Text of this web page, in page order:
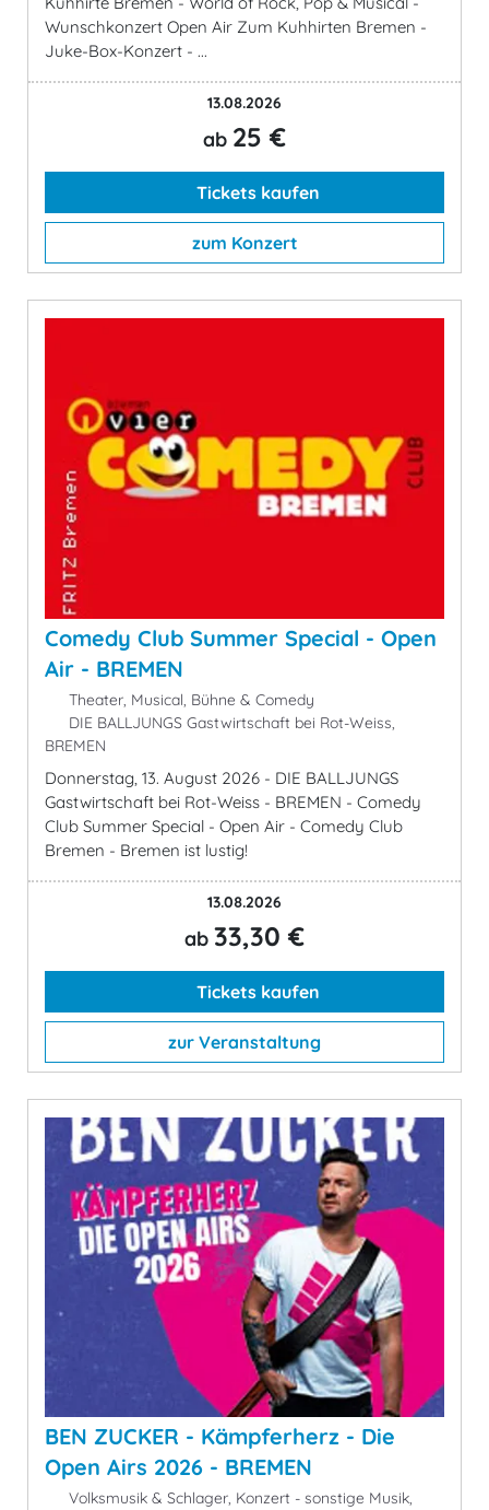
Wunschkonzert Open Air Zum Kuhhirten Bremen -
Juke-Box-Konzert - ...
13.08.2026
ab 25 €
Tickets kaufen
zum Konzert
Comedy Club Summer Special - Open
Air - BREMEN
Theater, Musical, Bühne & Comedy
DIE BALLJUNGS Gastwirtschaft bei Rot-Weiss,
BREMEN
Donnerstag, 13. August 2026 - DIE BALLJUNGS
Gastwirtschaft bei Rot-Weiss - BREMEN - Comedy
Club Summer Special - Open Air - Comedy Club
Bremen - Bremen ist lustig!
13.08.2026
ab 33,30 €
Tickets kaufen
zur Veranstaltung
BEN ZUCKER - Kämpferherz - Die
Open Airs 2026 - BREMEN
Volksmusik & Schlager, Konzert - sonstige Musik,